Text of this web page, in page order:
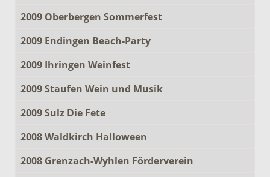
2009 Oberbergen Sommerfest
2009 Endingen Beach-Party
2009 Ihringen Weinfest
2009 Staufen Wein und Musik
2009 Sulz Die Fete
2008 Waldkirch Halloween
2008 Grenzach-Wyhlen Förderverein